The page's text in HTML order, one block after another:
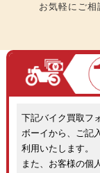
お気軽にご相
下記バイク買取フ
ボーイから、ご記
利用いたします。
また、お客様の個